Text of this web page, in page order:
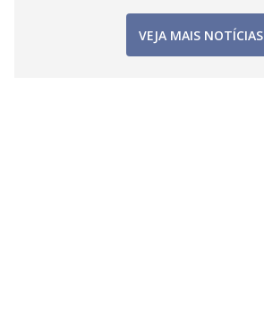
VEJA MAIS NOTÍCIAS